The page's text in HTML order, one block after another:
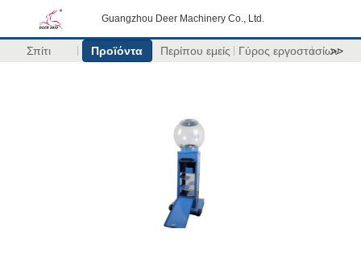
Guangzhou Deer Machinery Co., Ltd.
Σπίτι Προϊόντα Περίπου εμείς Γύρος εργοστασίων
>>